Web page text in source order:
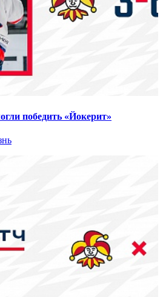
победить «Йокерит»